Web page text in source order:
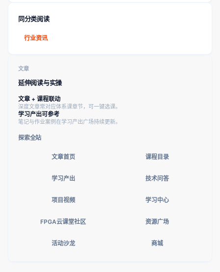
同分类阅读
行业资讯
文章
延伸阅读与实操
文章 + 课程联动
深度文章常对应体系课章节，可一键选课。
学习产出可参考
笔记与作业案例在学习产出广场持续更新。
探索全站
文章首页 课程目录
学习产出 技术问答
项目视频 学习中心
FPGA云课堂社区 资源广场
活动沙龙 商城